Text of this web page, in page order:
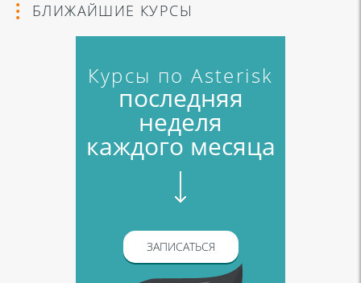
БЛИЖАЙШИЕ КУРСЫ
Курсы по Asterisk
последняя
неделя
каждого месяца
ЗАПИСАТЬСЯ